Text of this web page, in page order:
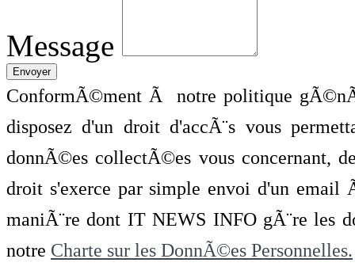
Message
ConformÃ©ment Ã notre politique
disposez d'un droit d'accÃ¨s vous
donnÃ©es collectÃ©es vous concernant,
droit s'exerce par simple envoi d'un
maniÃ¨re dont IT NEWS INFO gÃ¨re les
notre Charte sur les DonnÃ©es Personnelles.